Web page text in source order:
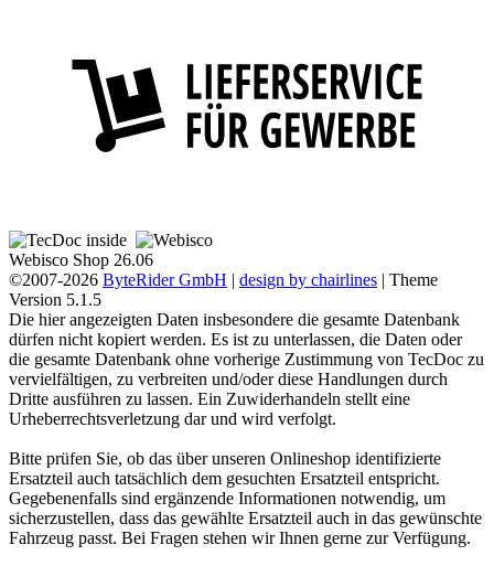
Webisco Shop 26.06
©2007-2026 ByteRider GmbH | design by chairlines | Theme
Version 5.1.5
Die hier angezeigten Daten insbesondere die gesamte Datenbank
dürfen nicht kopiert werden. Es ist zu unterlassen, die Daten oder
die gesamte Datenbank ohne vorherige Zustimmung von TecDoc zu
vervielfältigen, zu verbreiten und/oder diese Handlungen durch
Dritte ausführen zu lassen. Ein Zuwiderhandeln stellt eine
Urheberrechtsverletzung dar und wird verfolgt.
Bitte prüfen Sie, ob das über unseren Onlineshop identifizierte
Ersatzteil auch tatsächlich dem gesuchten Ersatzteil entspricht.
Gegebenenfalls sind ergänzende Informationen notwendig, um
sicherzustellen, dass das gewählte Ersatzteil auch in das gewünschte
Fahrzeug passt. Bei Fragen stehen wir Ihnen gerne zur Verfügung.